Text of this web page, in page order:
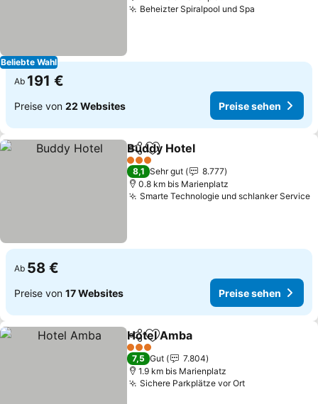
Beliebte Wahl
Beheizter Spiralpool und Spa
Ab 191 €
Preise von 22 Websites Preise sehen
TeilenZu Favoriten hinzufügen
Buddy Hotel
3 Sterne
8,1 Sehr gut
8.777
0.8 km bis Marienplatz
Smarte Technologie und schlanker Service
Ab 58 €
Preise von 17 Websites Preise sehen
TeilenZu Favoriten hinzufügen
Hotel Amba
3 Sterne
7,5 Gut
7.804
1.9 km bis Marienplatz
Sichere Parkplätze vor Ort